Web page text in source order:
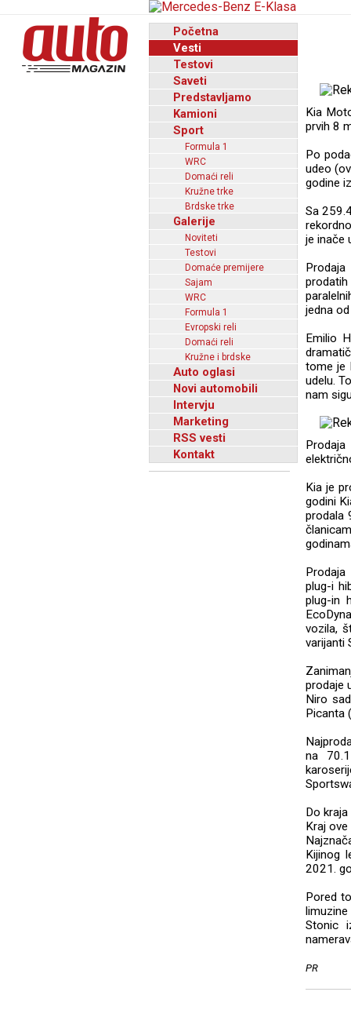
Početna
Vesti
Testovi
Saveti
Predstavljamo
Kamioni
Sport
Formula 1
WRC
Domaći reli
Kružne trke
Brdske trke
Galerije
Noviteti
Testovi
Domaće premijere
Sajam
WRC
Formula 1
Evropski reli
Domaći reli
Kružne i brdske
Auto oglasi
Novi automobili
Intervju
Marketing
RSS vesti
Kontakt
Kia
prvih 8
Po
udeo
godine
Sa
je inače
jedna
Emilio
tome je
udelu.
nam
Kia je
godini
prodala
plug-i
plug-in
vozila,
varijanti
prodaje
Niro
Picanta
na
Do
Kraj
Kijinog
2021.
Pored
Stonic
PR